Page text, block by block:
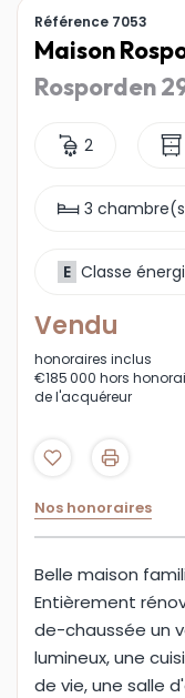
Référence 7053
Maison
Rosporden
2
3
E Classe
Vendu
honoraires inclus
€185 000 hors
de l'acquéreur
Nos honoraires
Belle maison
Entièrement
de-chaussée un
lumineux, une
de vie, une salle